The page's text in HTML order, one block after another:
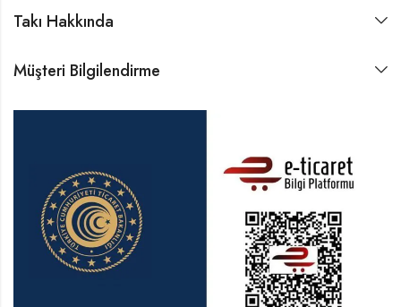
Takı Hakkında
Müşteri Bilgilendirme